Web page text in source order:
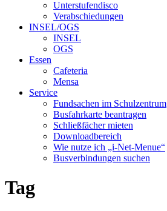
Unterstufendisco
Verabschiedungen
INSEL/OGS
INSEL
OGS
Essen
Cafeteria
Mensa
Service
Fundsachen im Schulzentrum
Busfahrkarte beantragen
Schließfächer mieten
Downloadbereich
Wie nutze ich „i-Net-Menue“
Busverbindungen suchen
Tag